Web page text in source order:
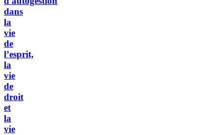
dans
la
vie
de
l’esprit,
la
vie
de
droit
et
la
vie